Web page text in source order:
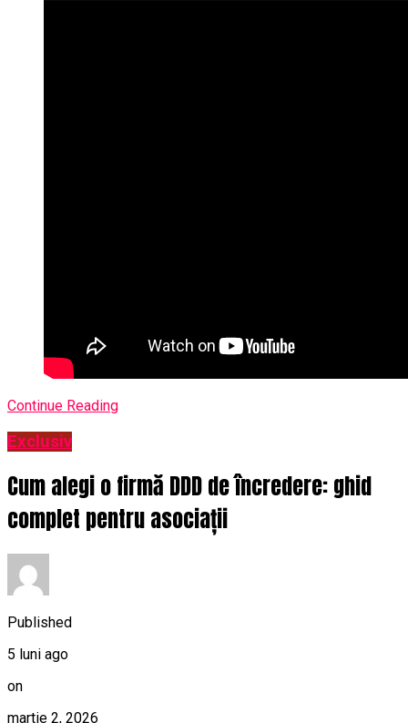
Continue Reading
Exclusiv
Cum alegi o firmă DDD de încredere: ghid
complet pentru asociații
Published
5 luni ago
on
martie 2, 2026